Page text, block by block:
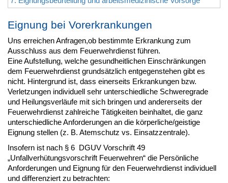
Eignung bei Vorerkrankungen
Uns erreichen Anfragen,ob bestimmte Erkrankung zum
Ausschluss aus dem Feuerwehrdienst führen.
Eine Aufstellung, welche gesundheitlichen Einschränkungen
dem Feuerwehrdienst grundsätzlich entgegenstehen gibt es
nicht. Hintergrund ist, dass einerseits Erkrankungen bzw.
Verletzungen individuell sehr unterschiedliche Schweregrade
und Heilungsverläufe mit sich bringen und andererseits der
Feuerwehrdienst zahlreiche Tätigkeiten beinhaltet, die ganz
unterschiedliche Anforderungen an die körperliche/geistige
Eignung stellen (z. B. Atemschutz vs. Einsatzzentrale).
Insofern ist nach § 6 DGUV Vorschrift 49
„Unfallverhütungsvorschrift Feuerwehren“ die Persönliche
Anforderungen und Eignung für den Feuerwehrdienst individuell
und differenziert zu betrachten: